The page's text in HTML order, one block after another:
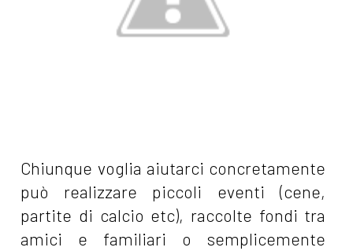
Chiunque voglia aiutarci concretamente
può realizzare piccoli eventi (cene,
partite di calcio etc), raccolte fondi tra
amici e familiari o semplicemente